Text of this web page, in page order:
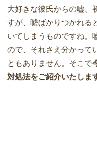
大好きな彼氏からの嘘、
すが、嘘ばかりつかれる
いてしまうものですね。
ので、それさえ分かって
ともありません。そこで
対処法をご紹介いたしま